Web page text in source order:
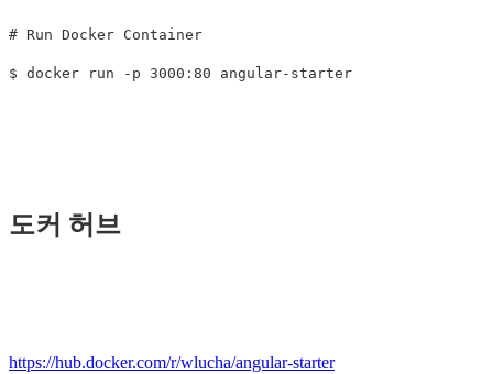
# Run Docker Container
$ docker run -p
도커 허브
https://hub.docker.com/r/wlucha/angular-starter